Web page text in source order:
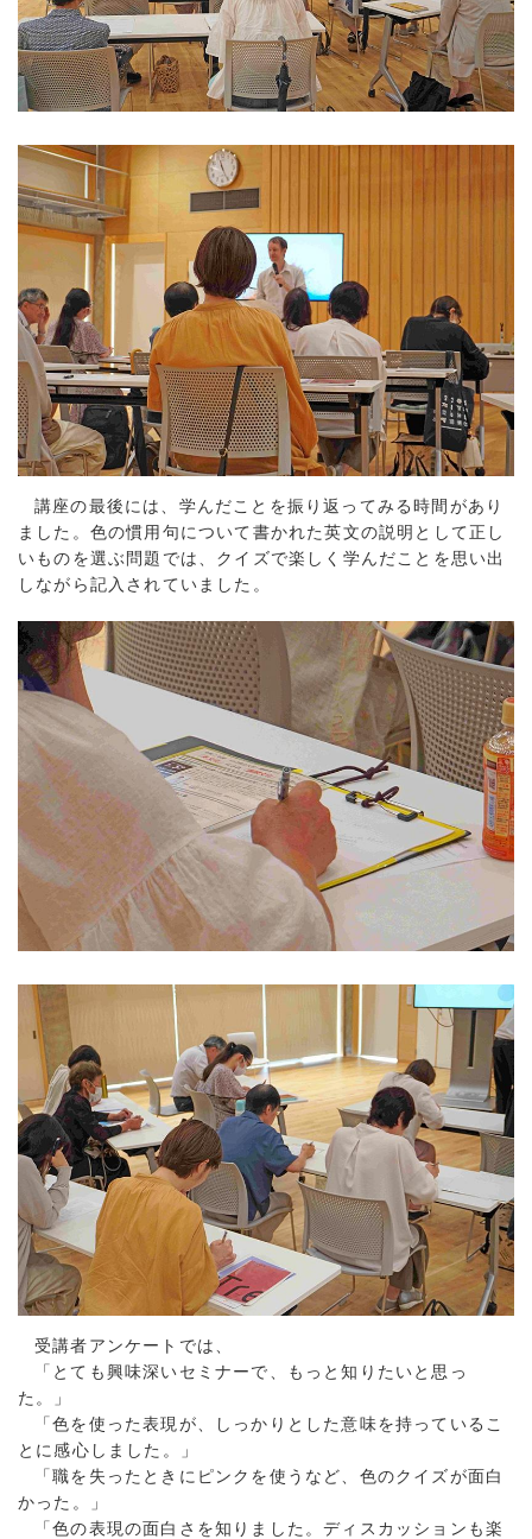
講座の最後には、学んだことを振り返ってみる時間があり
ました。色の慣用句について書かれた英文の説明として正し
いものを選ぶ問題では、クイズで楽しく学んだことを思い出
しながら記入されていました。
受講者アンケートでは、
「とても興味深いセミナーで、もっと知りたいと思っ
た。」
「色を使った表現が、しっかりとした意味を持っているこ
とに感心しました。」
「職を失ったときにピンクを使うなど、色のクイズが面白
かった。」
「色の表現の面白さを知りました。ディスカッションも楽